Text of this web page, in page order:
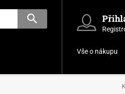
Vše o nákupu